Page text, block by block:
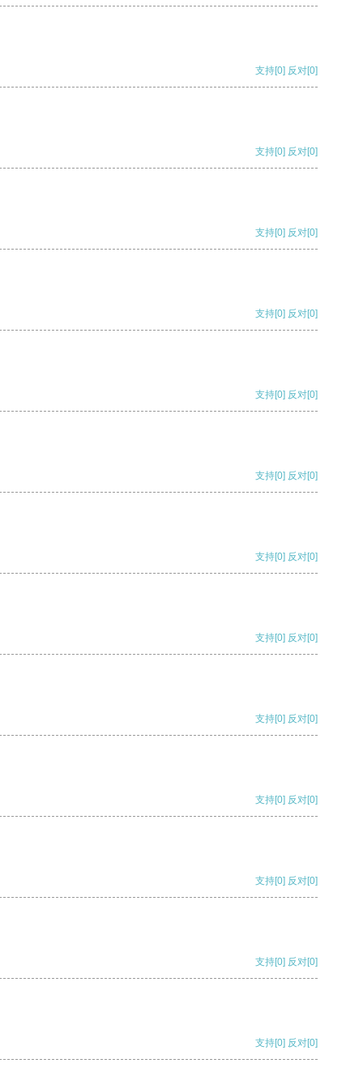
支持[0] 反对[0]
支持[0] 反对[0]
支持[0] 反对[0]
支持[0] 反对[0]
支持[0] 反对[0]
支持[0] 反对[0]
支持[0] 反对[0]
支持[0] 反对[0]
支持[0] 反对[0]
支持[0] 反对[0]
支持[0] 反对[0]
支持[0] 反对[0]
支持[0] 反对[0]